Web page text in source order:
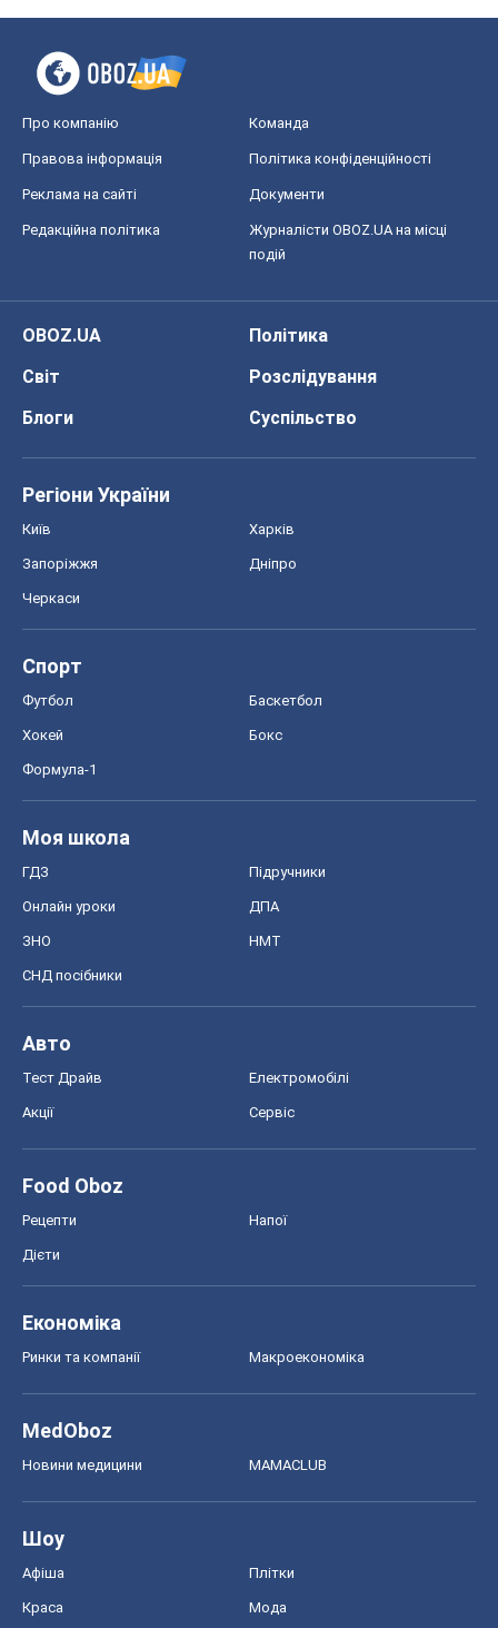
Про компанію Команда
Правова інформація Політика конфіденційності
Реклама на сайті Документи
Редакційна політика
Журналісти OBOZ.UA на місці
подій
OBOZ.UA
Політика
Світ
Розслідування
Блоги
Суспільство
Регіони України
Київ Харків
Запоріжжя Дніпро
Черкаси
Спорт
Футбол Баскетбол
Хокей Бокс
Формула-1
Моя школа
ГДЗ Підручники
Онлайн уроки ДПА
ЗНО НМТ
СНД посібники
Авто
Тест Драйв Електромобілі
Акції Сервіс
Food Oboz
Рецепти Напої
Дієти
Економіка
Ринки та компанії Макроекономіка
MedOboz
Новини медицини MAMACLUB
Шоу
Афіша Плітки
Краса Мода